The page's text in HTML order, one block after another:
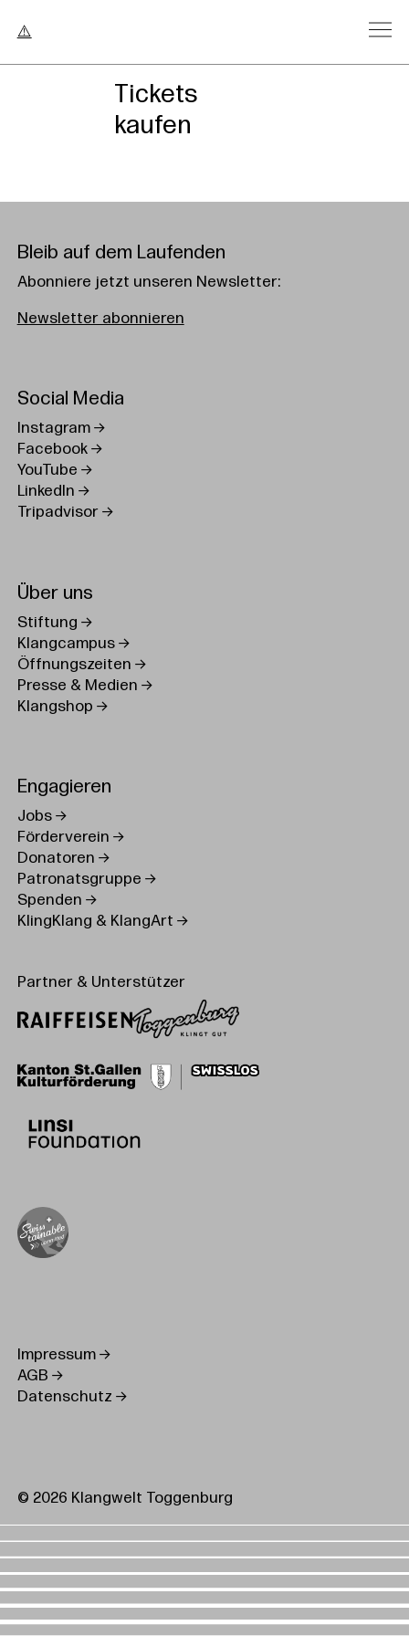
Tickets
kaufen
Bleib auf dem Laufenden
Abonniere jetzt unseren Newsletter:
Newsletter abonnieren
Social Media
Instagram
Facebook
YouTube
LinkedIn
Tripadvisor
Über uns
Stiftung
Klangcampus
Öffnungszeiten
Presse & Medien
Klangshop
Engagieren
Jobs
Förderverein
Donatoren
Patronatsgruppe
Spenden
KlingKlang & KlangArt
Partner & Unterstützer
Impressum
AGB
Datenschutz
© 2026 Klangwelt Toggenburg